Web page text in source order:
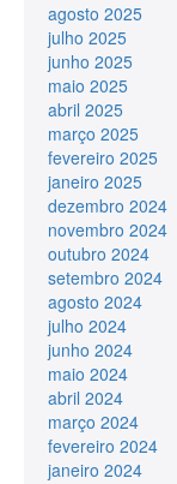
agosto 2025
julho 2025
junho 2025
maio 2025
abril 2025
março 2025
fevereiro 2025
janeiro 2025
dezembro 2024
novembro 2024
outubro 2024
setembro 2024
agosto 2024
julho 2024
junho 2024
maio 2024
abril 2024
março 2024
fevereiro 2024
janeiro 2024